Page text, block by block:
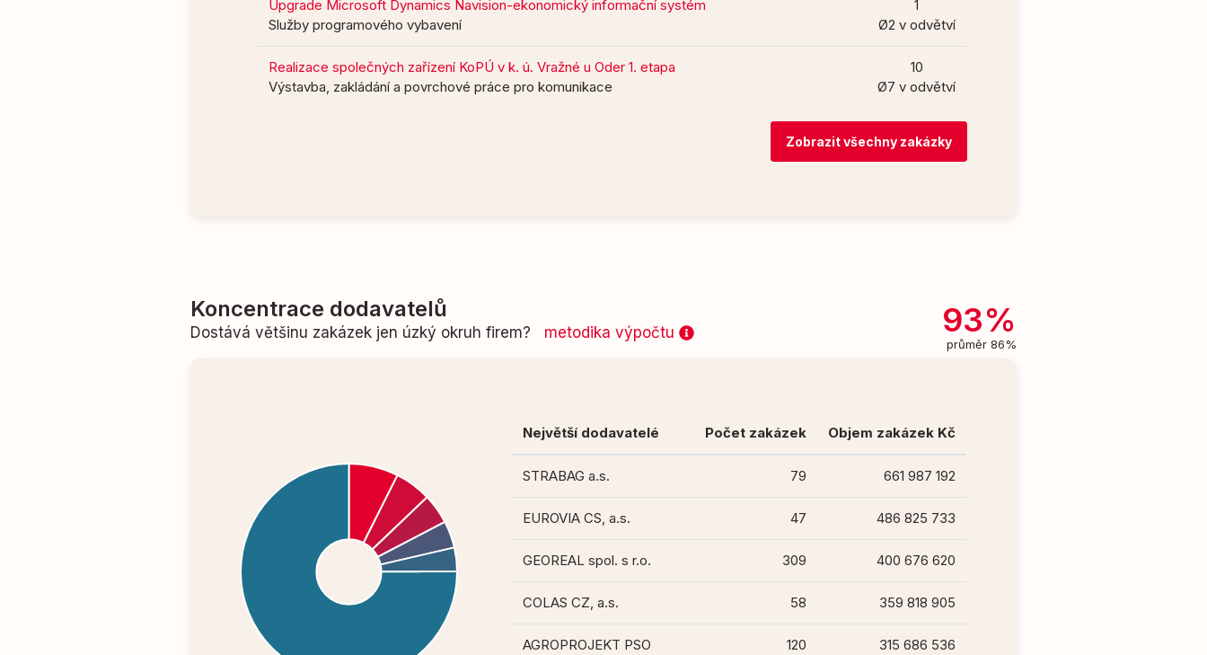
Upgrade Microsoft Dynamics Navision-ekonomický informační systém
Služby programového vybavení
1
Ø2 v odvětví
Realizace společných zařízení KoPÚ v k. ú. Vražné u Oder 1. etapa
Výstavba, zakládání a povrchové práce pro komunikace
10
Ø7 v odvětví
Zobrazit všechny zakázky
Koncentrace dodavatelů
Dostává většinu zakázek jen úzký okruh firem? metodika výpočtu 93%
průměr 86%
Největší dodavatelé Počet zakázek Objem zakázek Kč
STRABAG a.s. 79 661 987 192
EUROVIA CS, a.s. 47 486 825 733
GEOREAL spol. s r.o. 309 400 676 620
COLAS CZ, a.s. 58 359 818 905
AGROPROJEKT PSO
120 315 686 536